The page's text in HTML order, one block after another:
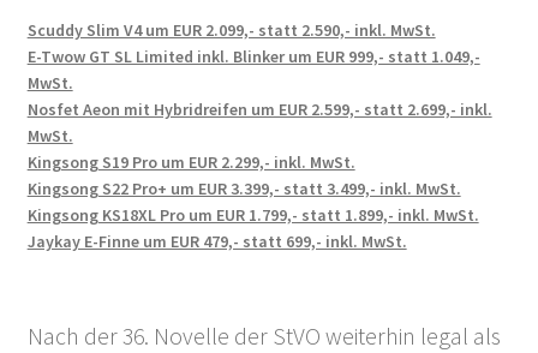
Scuddy Slim V4 um EUR 2.099,- statt 2.590,- inkl. MwSt.
E-Twow GT SL Limited inkl. Blinker um EUR 999,- statt 1.049,-
MwSt.
Nosfet Aeon mit Hybridreifen um EUR 2.599,- statt 2.699,- inkl.
MwSt.
Kingsong S19 Pro um EUR 2.299,- inkl. MwSt.
Kingsong S22 Pro+ um EUR 3.399,- statt 3.499,- inkl. MwSt.
Kingsong KS18XL Pro um EUR 1.799,- statt 1.899,- inkl. MwSt.
Jaykay E-Finne um EUR 479,- statt 699,- inkl. MwSt.
Nach der 36. Novelle der StVO weiterhin legal als